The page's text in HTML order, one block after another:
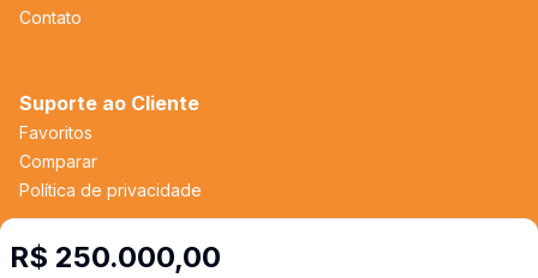
R$ 250.000,00
Contato
Suporte ao Cliente
Favoritos
Comparar
Política de privacidade